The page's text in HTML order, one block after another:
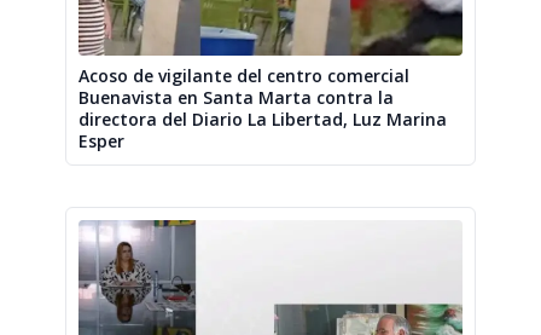
Acoso de vigilante del centro comercial
Buenavista en Santa Marta contra la
directora del Diario La Libertad, Luz Marina
Esper